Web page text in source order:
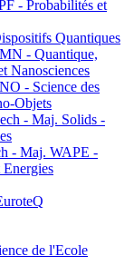
- Probabilités et
Quantiques
- Quantique,
Nanosciences
- Science des
Objets
- Maj. Solids -
- Maj. WAPE -
de l'Ecole